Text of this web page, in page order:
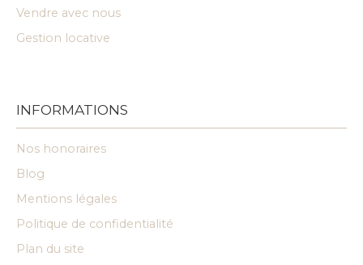
Vendre avec nous
Gestion locative
INFORMATIONS
Nos honoraires
Blog
Mentions légales
Politique de confidentialité
Plan du site